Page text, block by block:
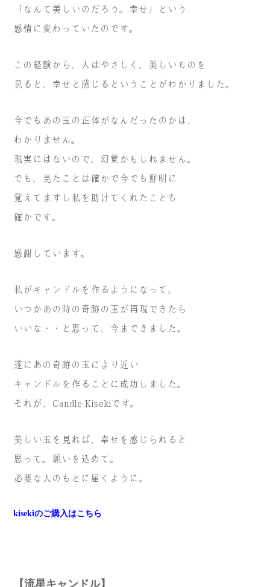
「なんて美しいのだろう。幸せ」という
感情に変わって いたのです。
この経験から、人はやさしく、美しいものを
見ると、
幸せと感じるということがわかりました。
今でもあの玉の正体がなんだったのかは、
わかりません。
現実にはないので、幻覚かもしれません。
でも、見たことは確かで今でも鮮明に
覚えてますし 私を助けてくれたことも
確かです。
感謝しています。
私がキャンドルを作るようになって、
いつかあの時の 奇跡の玉が再現できたら
いいな・・と思って、今まできました。
遂にあの奇跡の玉により近い
キャンドルを作ることに 成功しました。
それが、Candle-Kisekiです。
美しい玉を見れば、幸せを感じられると
思って。
願いを込めて。
必要な人のもとに届くように。
kisekiのご購入はこちら
【流星キャンドル】